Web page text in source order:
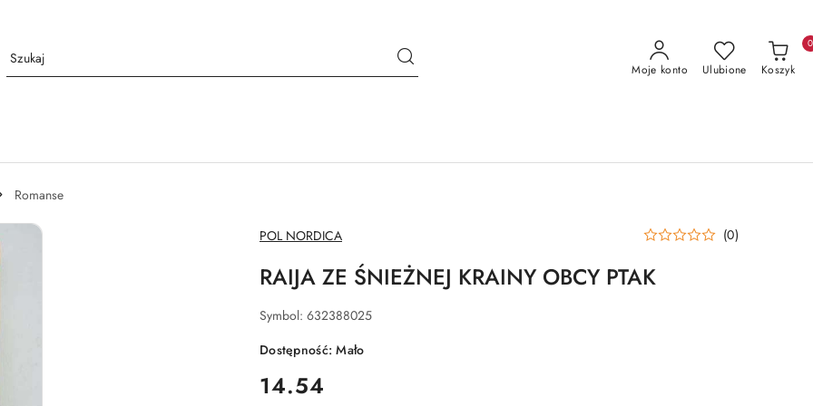
Moje konto Ulubione Koszyk
0
Romanse
NAZWA
PRODUCENTA:
POL NORDICA (0)
RAIJA ZE ŚNIEŻNEJ KRAINY OBCY PTAK
Symbol: 632388025
Dostępność:Mało
cena:
14.54